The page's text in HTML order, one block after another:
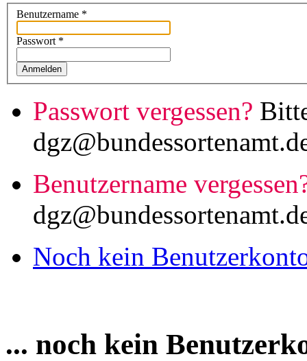
Benutzername *
Passwort *
Anmelden
Passwort vergessen?
Benutzername
Noch kein
... noch kein